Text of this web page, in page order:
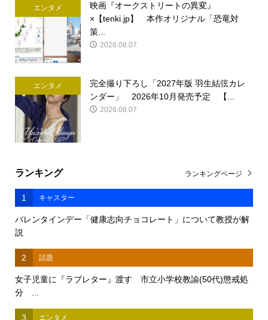
エンタメ
映画『オークストリートの異変』
×【tenki.jp】 本作オリジナル「恐竜対
策...
2026.08.07
エンタメ
完全撮り下ろし「2027年版 羽生結弦カレ
ンダー」 2026年10月発売予定 【...
2026.08.07
ランキング
1 キャスター
バレンタインデー「健康志向チョコレート」について教授が解
説
2 話題
女子児童に『ラブレター』渡す 市立小学校教諭(50代)懲戒処
分 ...
3 エンタメ
ランキングページ